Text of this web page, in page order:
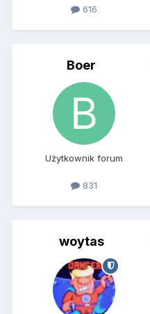
616
Boer
Użytkownik forum
831
woytas